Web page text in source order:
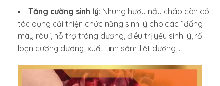
Tăng cường sinh lý: Nhung hươu nấu cháo còn có
tác dụng cải thiện chức năng sinh lý cho các “đấng
mày râu”, hỗ trợ tráng dương, điều trị yếu sinh lý, rối
loạn cương dương, xuất tinh sớm, liệt dương,…